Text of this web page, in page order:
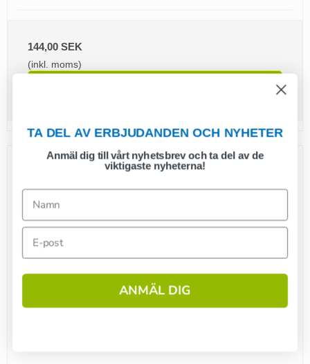
144,00 SEK
(inkl. moms)
TA DEL AV ERBJUDANDEN OCH NYHETER
Anmäl dig till vårt nyhetsbrev och ta del av de
viktigaste nyheterna!
ANMÄL DIG